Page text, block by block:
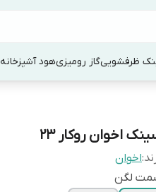
ظرفشوییگاز رومیزیهود آشپزخانه
اخوان روکار 23
اخوان
لگن